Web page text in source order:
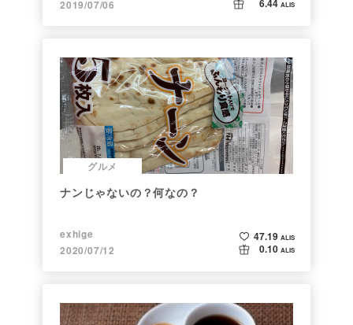
2019/07/06 6.44 ALIS
グルメ
ナンじゃないの？何なの？
exhige
2020/07/12
47.19 ALIS
0.10 ALIS